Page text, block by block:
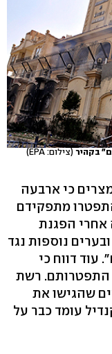
בקהיר (צילום: EPA)
כי ארבעה
מתפקידם
אחרי הפגנת
נוספות נגד
דווח כי
התפטרותם. רשת
שהגישו את
עומד כבר על